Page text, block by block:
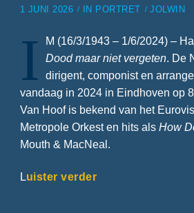
1 JUNI 2026 IN PORTRET JOLWIN
I
M (16/3/1943 – 1/6/2024) –
Dood maar niet vergeten. De
dirigent, componist en
vandaag in 2024 in Eindhoven op
Van Hoof is bekend van het
Metropole Orkest en hits als How
Mouth & MacNeal.
Luister verder